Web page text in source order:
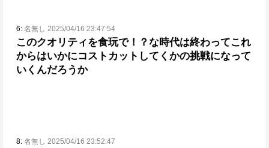
6: 名無し 2025/04/16 23:47:54
このクオリティを食玩で！？な時代は終わってこれ
からはいかにコストカットしてくかの挑戦になって
いくんだろうか
8: 名無し 2025/04/16 23:52:47